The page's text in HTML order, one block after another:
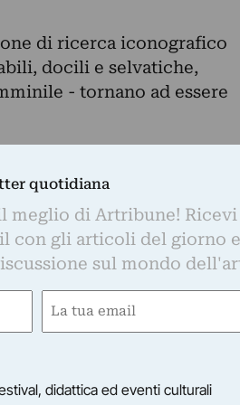
di ricerca iconografico
docili e selvatiche,
- tornano ad essere
di Orvieto
monumentale Palazzo
che lo ha abitato.
attribuita a Ippolito
per essere
di restauro, la
con l’apertura di
quotidiana
meglio di Artribune!
con gli articoli del giorno
sul mondo
Email
didattica ed eventi culturali